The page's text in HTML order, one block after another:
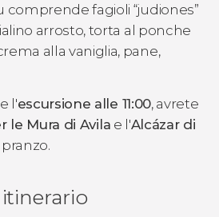
comprende fagioli “judiones”
arrosto, torta al ponche
alla vaniglia, pane,
l'escursione alle 11:00, avrete
le Mura di Avila e l'Alcázar di